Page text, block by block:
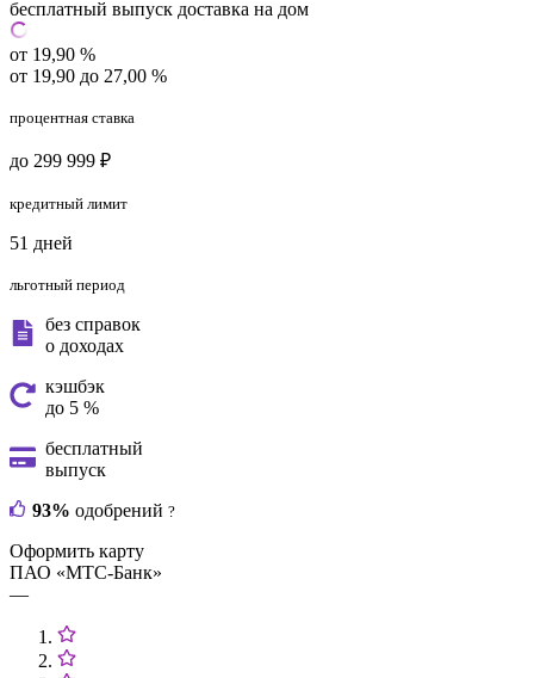
бесплатный выпуск доставка на дом
от 19,90 %
от 19,90 до 27,00 %
процентная ставка
до 299 999 ₽
кредитный лимит
51 дней
льготный период
без справок
о доходах
кэшбэк
до 5 %
бесплатный
выпуск
93% одобрений ?
Оформить карту
ПАО «МТС-Банк»
—